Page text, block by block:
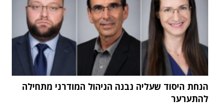
הנחת היסוד שעליה נבנה הניהול המודרני מתחילה
להתערער